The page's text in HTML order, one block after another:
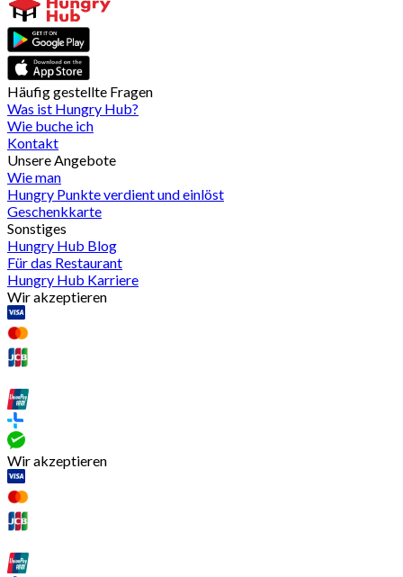
Häufig gestellte Fragen
Was ist Hungry Hub?
Wie buche ich
Kontakt
Unsere Angebote
Wie man
Hungry Punkte verdient und einlöst
Geschenkkarte
Sonstiges
Hungry Hub Blog
Für das Restaurant
Hungry Hub Karriere
Wir akzeptieren
Wir akzeptieren